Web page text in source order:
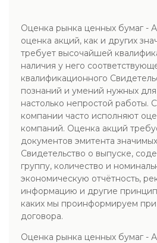
Оценка рынка ценных бумаг -
оценка акций, как и других
требует высочайшей
наличия у него
квалификационного
познаний и умений нужных
настолько непростой работы.
компании часто исполняют
компаний. Оценка акций
документов эмитента
Свидетельство о выпуске,
группу, количество и
экономическую отчётность,
информацию и другие
каких мы проинформируем
договора.
Оценка рынка ценных бумаг -